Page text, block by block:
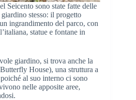
Seicento sono state fatte delle
stesso: il progetto
ingrandimento del parco, con
statue e fontane in
giardino, si trova anche la
House), una struttura a
al suo interno ci sono
nelle apposite aree,